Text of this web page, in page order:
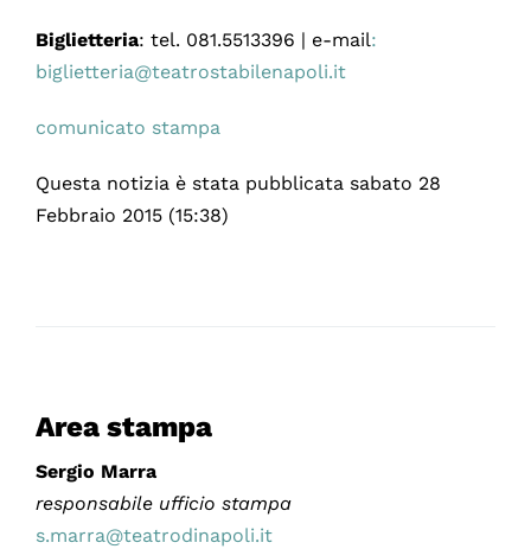
Biglietteria: tel. 081.5513396 | e-mail:
biglietteria@teatrostabilenapoli.it
comunicato stampa
Questa notizia è stata pubblicata sabato 28
Febbraio 2015 (15:38)
Area stampa
Sergio Marra
responsabile ufficio stampa
s.marra@teatrodinapoli.it